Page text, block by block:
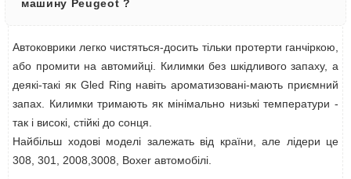
машину Peugeot ?
Автоковрики легко чистяться-досить тільки протерти ганчіркою,
або промити на автомийці. Килимки без шкідливого запаху, а
деякі-такі як Gled Ring навіть ароматизовані-мають приємний
запах. Килимки тримають як мінімально низькі температури -
так і високі, стійкі до сонця.
Найбільш ходові моделі залежать від країни, але лідери це
308, 301, 2008,3008, Boxer автомобілі.